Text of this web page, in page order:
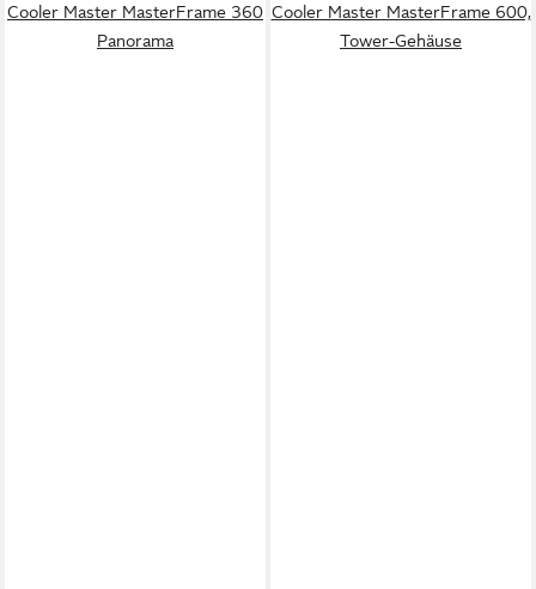
Cooler Master MasterFrame 360
Panorama
Cooler Master MasterFrame 600,
Tower-Gehäuse